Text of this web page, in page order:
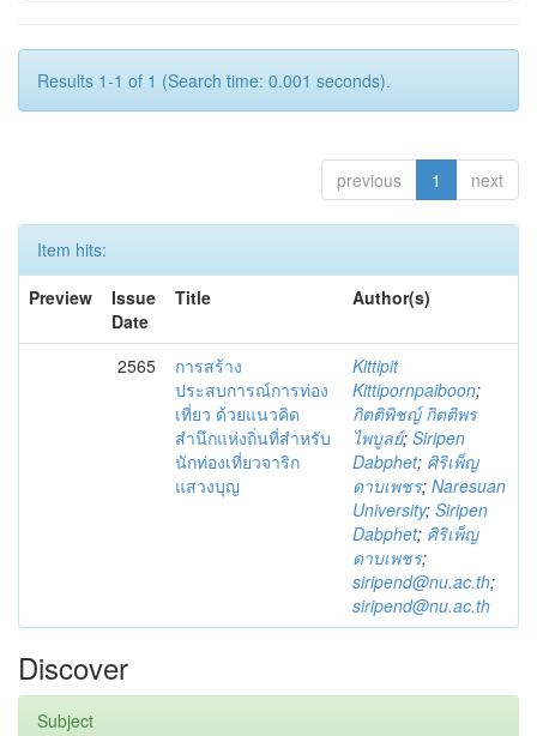
Results 1-1 of 1 (Search time: 0.001 seconds).
previous 1 next
Item hits:
Preview
Issue
Date
Title Author(s)
2565
การสร้าง
ประสบการณ์การท่อง
เที่ยว ด้วยแนวคิด
สำนึกแห่งถิ่นที่สำหรับ
นักท่องเที่ยวจาริก
แสวงบุญ
Kittipit
Kittipornpaiboon;
กิตติพิชญ์ กิตติพร
ไพบูลย์; Siripen
Dabphet; ศิริเพ็ญ
ดาบเพชร; Naresuan
University; Siripen
Dabphet; ศิริเพ็ญ
ดาบเพชร;
siripend@nu.ac.th;
siripend@nu.ac.th
Discover
Subject